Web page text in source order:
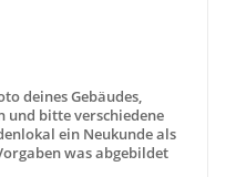
deines Gebäudes,
und bitte verschiedene
ein Neukunde als
was abgebildet